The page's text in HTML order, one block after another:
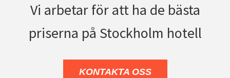
Vi arbetar för att ha de bästa
priserna på Stockholm hotell
KONTAKTA OSS